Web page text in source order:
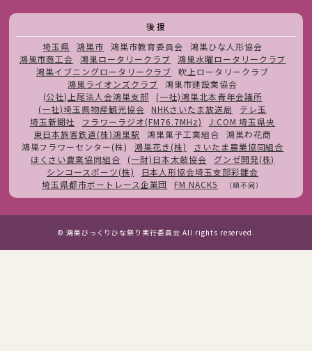
後 援
埼玉県
鴻巣市 鴻巣市教育委員会
鴻巣ひな人形協会
鴻巣市商工会
鴻巣ロータリークラブ
鴻巣水曜ロータリークラブ
鴻巣イブニングロータリークラブ
吹上ロータリークラブ
鴻巣ライオンズクラブ
鴻巣市建設業協会
(公社)上尾法人会鴻巣支部
(一社)鴻巣北本青年会議所
(一社)埼玉県物産観光協会
NHKさいたま放送局
テレ玉
埼玉新聞社
フラワーラジオ(FM76.7MHz)
J:COM 埼玉県央
東日本旅客鉄道(株)鴻巣駅
鴻巣菓子工業組合
鴻巣わ花商
鴻巣フラワーセンター(株)
鴻巣花き(株)
さいたま農業協同組合
ほくさい農業協同組合
(一財)日本太鼓協会
グンゼ開発(株)
シンコースポーツ(株)
日本人形協会埼玉支部彩雛会
埼玉県都市ボートレース企業団
FM NACK5 （順不同）
© 鴻巣びっくりひな祭り実行委員会 All rights reserved.